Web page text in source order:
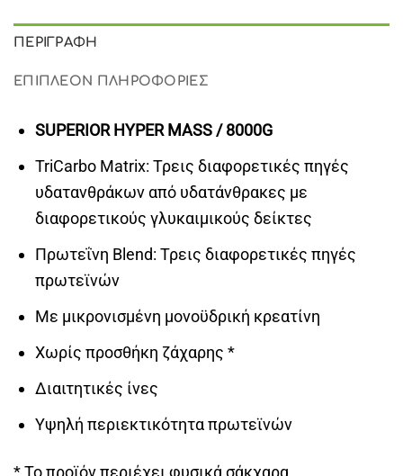
ΠΕΡΙΓΡΑΦΉ
ΕΠΙΠΛΈΟΝ ΠΛΗΡΟΦΟΡΊΕΣ
SUPERIOR HYPER MASS / 8000G
TriCarbo Matrix: Τρεις διαφορετικές πηγές
υδατανθράκων από υδατάνθρακες με
διαφορετικούς γλυκαιμικούς δείκτες
Πρωτεΐνη Blend: Τρεις διαφορετικές πηγές
πρωτεϊνών
Με μικρονισμένη μονοϋδρική κρεατίνη
Χωρίς προσθήκη ζάχαρης *
Διαιτητικές ίνες
Υψηλή περιεκτικότητα πρωτεϊνών
* Το προϊόν περιέχει φυσικά σάκχαρα